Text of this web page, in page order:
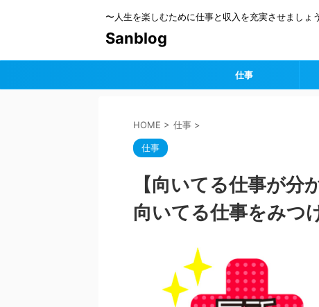
〜人生を楽しむために仕事と収入を充実させましょ
Sanblog
仕事
HOME > 仕事 >
仕事
【向いてる仕事が分
向いてる仕事をみつ